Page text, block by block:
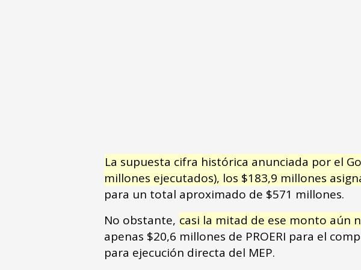
La supuesta cifra histórica anunciada por el
millones ejecutados), los $183,9 millones
para un total aproximado de $571 millones.
No obstante, casi la mitad de ese monto aún
apenas $20,6 millones de PROERI para el
para ejecución directa del MEP.